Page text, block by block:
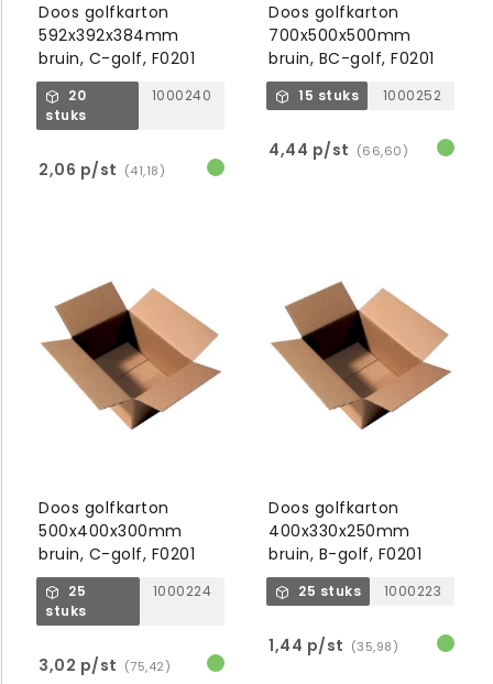
Doos golfkarton
592x392x384mm
bruin, C-golf, F0201
20
stuks
1000240
2,06 p/st (41,18)
Doos golfkarton
700x500x500mm
bruin, BC-golf, F0201
15 stuks 1000252
4,44 p/st (66,60)
Doos golfkarton
500x400x300mm
bruin, C-golf, F0201
25
stuks
1000224
3,02 p/st (75,42)
Doos golfkarton
400x330x250mm
bruin, B-golf, F0201
25 stuks 1000223
1,44 p/st (35,98)